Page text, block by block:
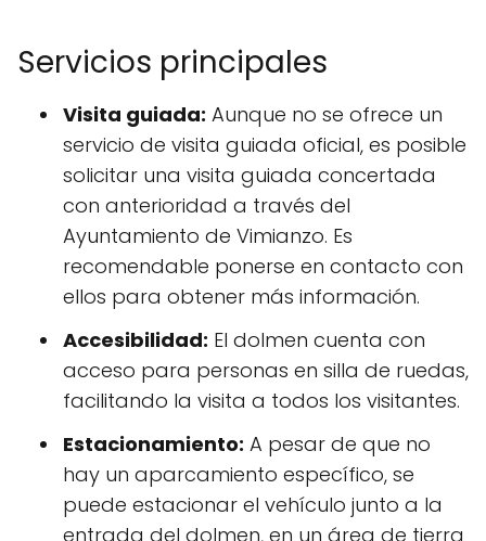
Servicios principales
Visita guiada: Aunque no se ofrece un
servicio de visita guiada oficial, es posible
solicitar una visita guiada concertada
con anterioridad a través del
Ayuntamiento de Vimianzo. Es
recomendable ponerse en contacto con
ellos para obtener más información.
Accesibilidad: El dolmen cuenta con
acceso para personas en silla de ruedas,
facilitando la visita a todos los visitantes.
Estacionamiento: A pesar de que no
hay un aparcamiento específico, se
puede estacionar el vehículo junto a la
entrada del dolmen, en un área de tierra